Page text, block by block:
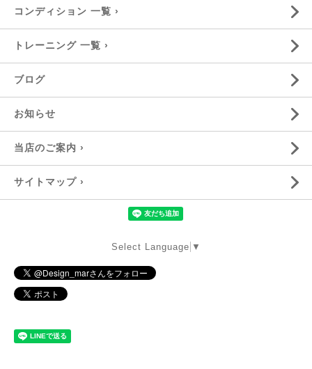
コンディション 一覧 ›
トレーニング 一覧 ›
ブログ
お知らせ
当店のご案内 ›
サイトマップ ›
Select Language ▼